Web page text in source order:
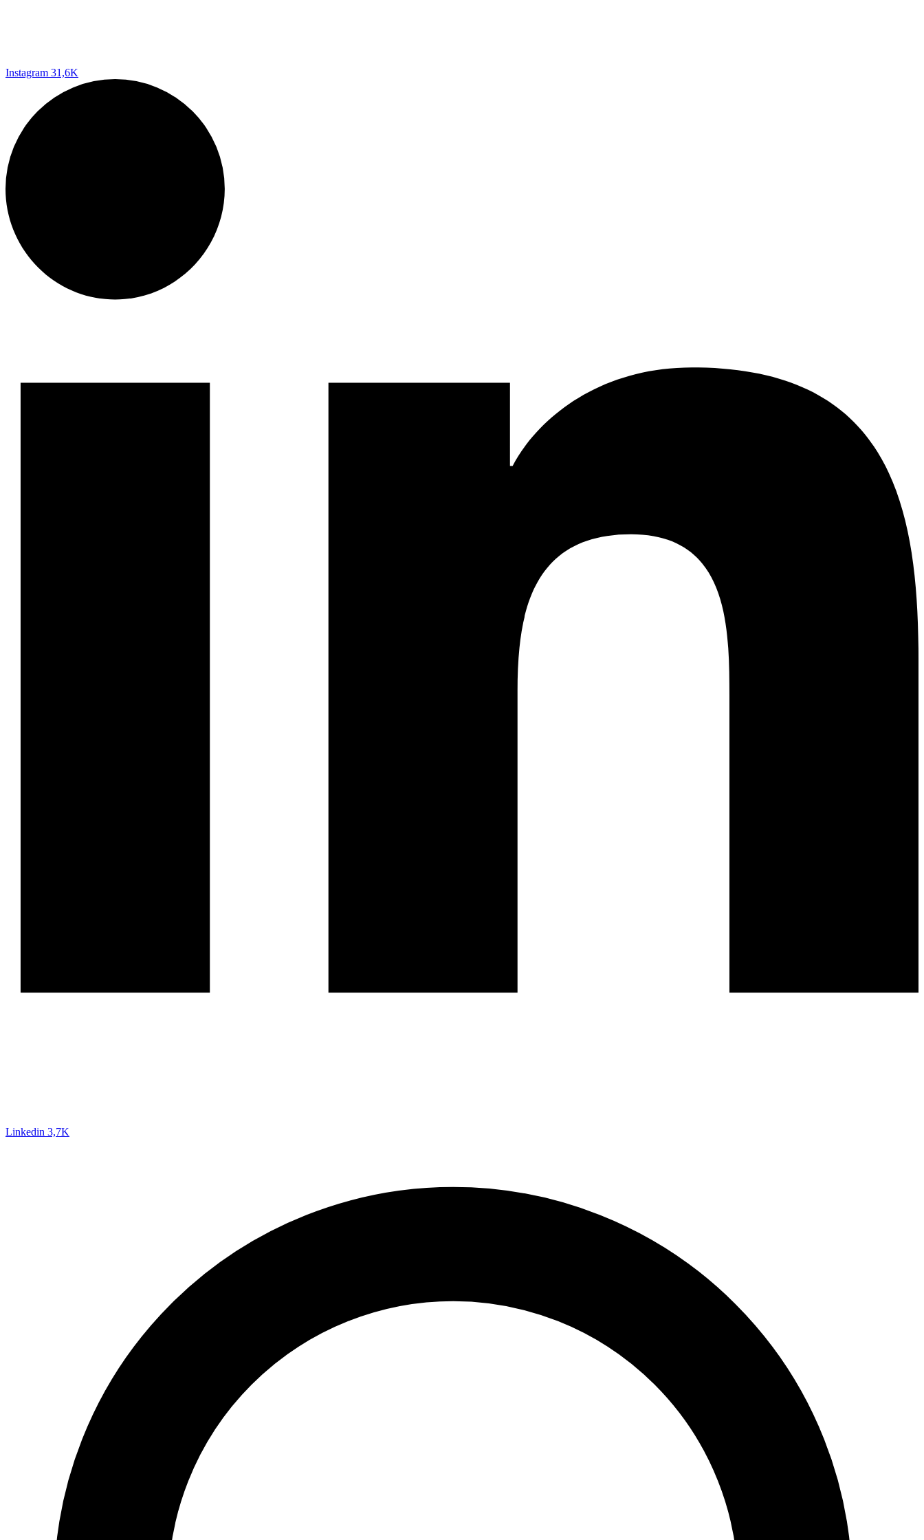
Instagram 31,6K
Linkedin 3,7K